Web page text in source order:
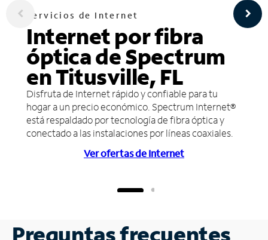
Servicios de Internet
Internet por fibra
óptica de Spectrum
en Titusville, FL
Disfruta de Internet rápido y confiable para tu
hogar a un precio económico. Spectrum Internet®
está respaldado por tecnología de fibra óptica y
conectado a las instalaciones por líneas coaxiales.
Ver ofertas de Internet
Preguntas frecuentes